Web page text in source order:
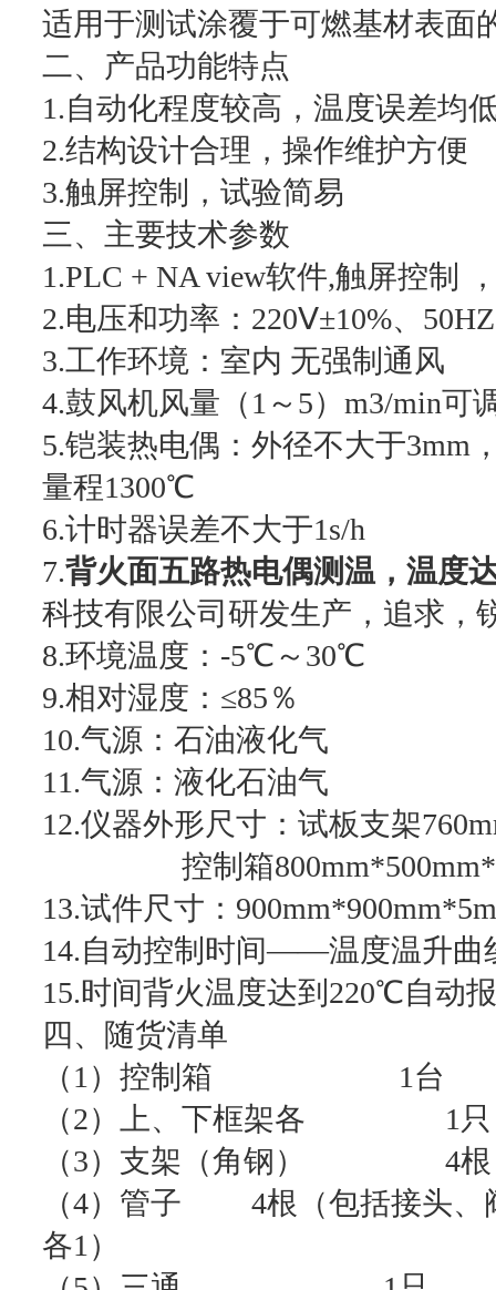
适用于测试涂覆于可燃基材表面
二、产品功能特点
1.自动化程度较高，温度误差均
2.结构设计合理，操作维护方便
3.触屏控制，试验简易
三、主要技术参数
1.PLC + NA view软件,触屏控制
2.电压和功率：220Ⅴ±10%、
3.工作环境：室内 无强制通风
4.鼓风机风量（1～5）m3/min可
5.铠装热电偶：外径不大于3mm
量程1300℃
6.计时器误差不大于1s/h
7.背火面五路热电偶测温，温度
科技有限公司研发生产，追求，
8.环境温度：-5℃～30℃
9.相对湿度：≤85％
10.气源：石油液化气
11.气源：液化石油气
12.仪器外形尺寸：试板支架
控制箱
13.试件尺寸：
14.自动控制时间——温度温升曲
15.时间背火温度达到220℃自动
四、随货清单
（1）控制箱 1台
（2）上、下框架各 1只
（3）支架（角钢） 4根
（4）管子 4根（包括接头、
各1）